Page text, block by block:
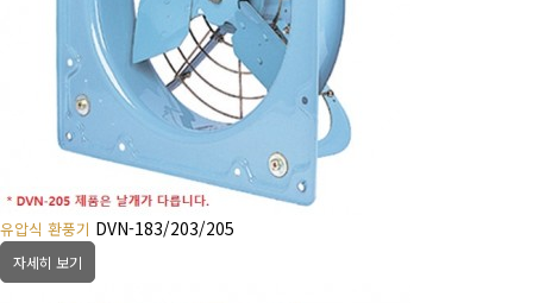
유압식 환풍기 DVN-183/203/205
자세히 보기